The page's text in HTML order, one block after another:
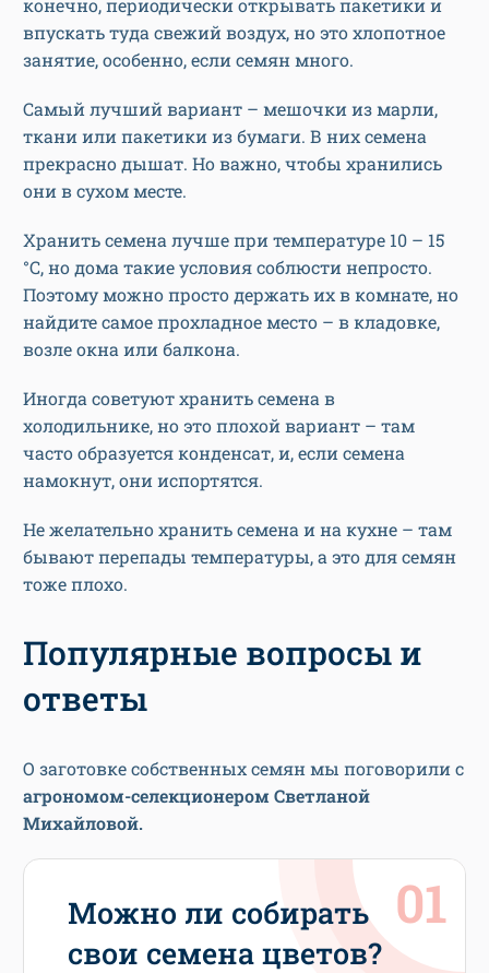
конечно, периодически открывать пакетики и
впускать туда свежий воздух, но это хлопотное
занятие, особенно, если семян много.
Самый лучший вариант – мешочки из марли,
ткани или пакетики из бумаги. В них семена
прекрасно дышат. Но важно, чтобы хранились
они в сухом месте.
Хранить семена лучше при температуре 10 – 15
°С, но дома такие условия соблюсти непросто.
Поэтому можно просто держать их в комнате, но
найдите самое прохладное место – в кладовке,
возле окна или балкона.
Иногда советуют хранить семена в
холодильнике, но это плохой вариант – там
часто образуется конденсат, и, если семена
намокнут, они испортятся.
Не желательно хранить семена и на кухне – там
бывают перепады температуры, а это для семян
тоже плохо.
Популярные вопросы и
ответы
О заготовке собственных семян мы поговорили с
агрономом-селекционером Светланой
Михайловой.
Можно ли собирать
свои семена цветов?